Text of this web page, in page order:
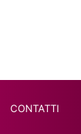
CONTATTI